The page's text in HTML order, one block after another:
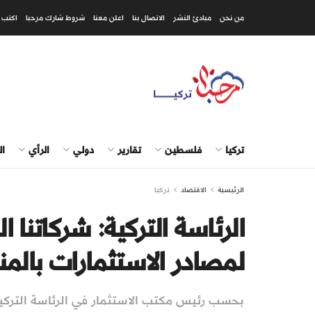
من نحن مبادئ النشر الاتصال بنا اعلن معنا شروط شارك مرحبا
تركيا فلسطين تقارير دولي الرأي
الرئيسية الاقتصاد تركيا
الرئاسة التركية:
لمصادر الاستثمارات